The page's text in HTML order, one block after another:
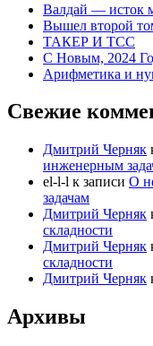
Валдай — исток
Вышел второй
ТАКЕР И ТСС
С Новым, 2024
Арифметика и
Свежие
Дмитрий Черняк
инженерным
el-l-l к записи О
задачам
Дмитрий Черняк
складности
Дмитрий Черняк
складности
Дмитрий Черняк
Архивы